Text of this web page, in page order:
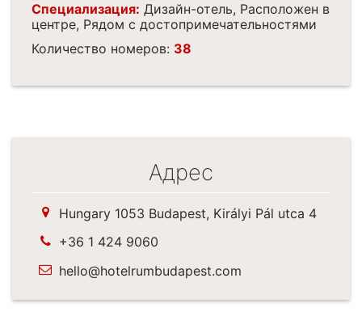
Специализация: Дизайн-отель, Расположен в
центре, Рядом с достопримечательностями
Количество номеров: 38
Адрес
Hungary 1053 Budapest, Királyi Pál utca 4
+36 1 424 9060
hello@hotelrumbudapest.com